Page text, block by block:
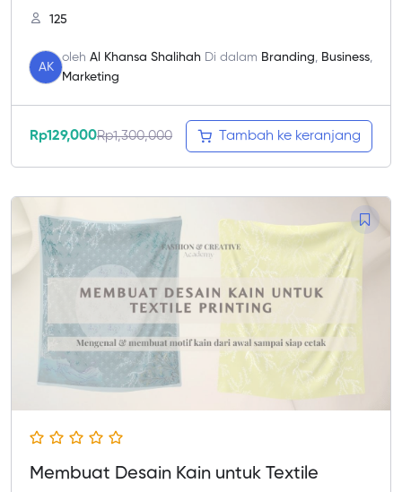
125
AK
oleh Al Khansa Shalihah Di dalam Branding, Business,
Marketing
Rp129,000Rp1,300,000 Tambah ke keranjang
Membuat Desain Kain untuk Textile